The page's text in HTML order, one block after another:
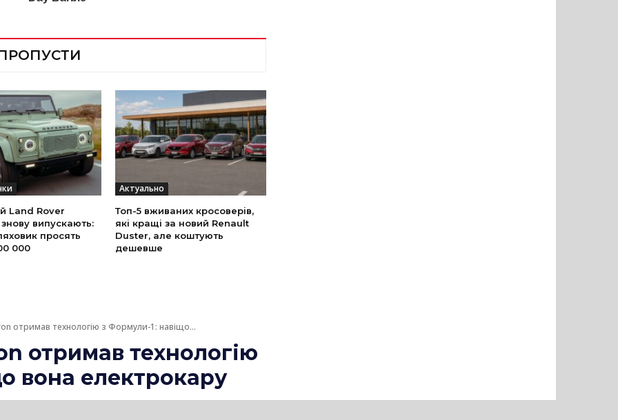
Land Rover
випускають:
просять
000
Актуально
Топ-5 вживаних кросоверів,
які кращі за новий Renault
Duster, але коштують
дешевше